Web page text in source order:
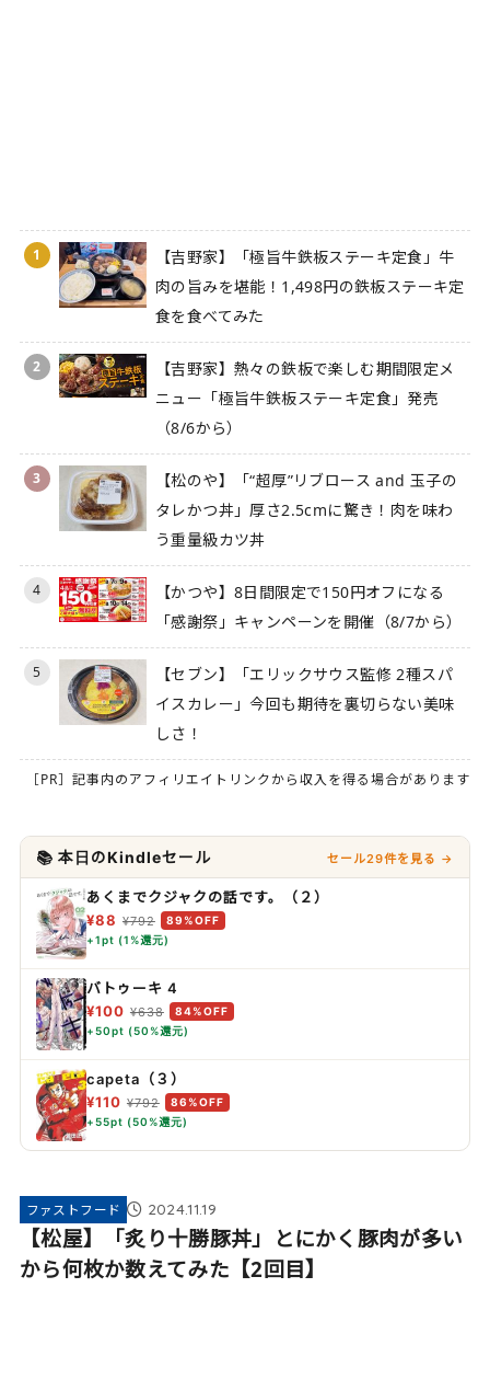
1
【吉野家】「極旨牛鉄板ステーキ定食」牛
肉の旨みを堪能！1,498円の鉄板ステーキ定
食を食べてみた
2
【吉野家】熱々の鉄板で楽しむ期間限定メ
ニュー「極旨牛鉄板ステーキ定食」発売
（8/6から）
3
【松のや】「“超厚”リブロース and 玉子の
タレかつ丼」厚さ2.5cmに驚き！肉を味わ
う重量級カツ丼
4
【かつや】8日間限定で150円オフになる
「感謝祭」キャンペーンを開催（8/7から）
5
【セブン】「エリックサウス監修 2種スパ
イスカレー」今回も期待を裏切らない美味
しさ！
［PR］記事内のアフィリエイトリンクから収入を得る場合があります
📚 本日のKindleセール セール29件を見る →
あくまでクジャクの話です。（２）
¥88 ¥792
89%OFF
+1pt (1%還元)
バトゥーキ 4
¥100 ¥638
84%OFF
+50pt (50%還元)
capeta（３）
¥110 ¥792
86%OFF
+55pt (50%還元)
ファストフード 2024.11.19
【松屋】「炙り十勝豚丼」とにかく豚肉が多い
から何枚か数えてみた【2回目】